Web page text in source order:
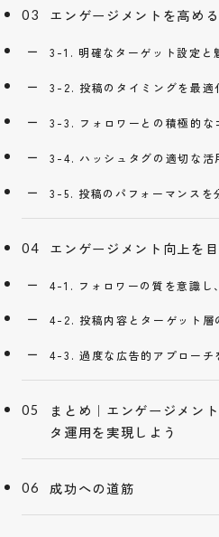
エンゲージメントを高め
3-1. 明確なターゲット設定と
3-2. 投稿のタイミングを最適
3-3. フォロワーとの積極的な
3-4. ハッシュタグの適切な活
3-5. 投稿のパフォーマンスを
エンゲージメント向上を
4-1. フォロワーの質を意識し
4-2. 投稿内容とターゲット層
4-3. 過度な広告的アプローチ
まとめ｜エンゲージメン
タ運用を実現しよう
成功への道筋